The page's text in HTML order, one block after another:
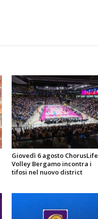
Giovedì 6 agosto ChorusLife
Volley Bergamo incontra i
tifosi nel nuovo district